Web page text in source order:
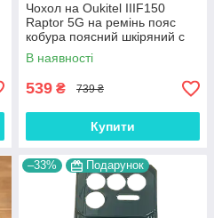
Чохол на Oukitel IIIF150
Raptor 5G на ремінь пояс
кобура поясний шкіряний c
кишенями "RAMOS"
В наявності
539 ₴ 739 ₴
Купити
–33% Подарунок